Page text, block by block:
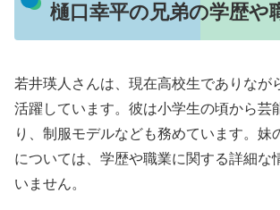
樋口幸平の兄弟の学歴や
若井瑛人さんは、現在高校生でありなが
活躍しています。彼は小学生の頃から芸
り、制服モデルなども務めています。妹
については、学歴や職業に関する詳細な
いません。